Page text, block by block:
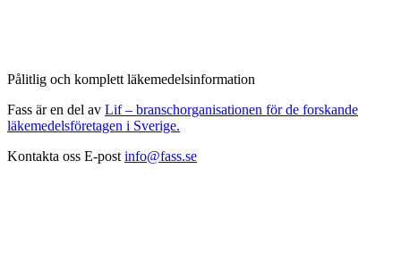
Pålitlig och komplett läkemedelsinformation
Fass är en del av Lif – branschorganisationen för de forskande
läkemedelsföretagen i Sverige.
Kontakta oss E-post info@fass.se